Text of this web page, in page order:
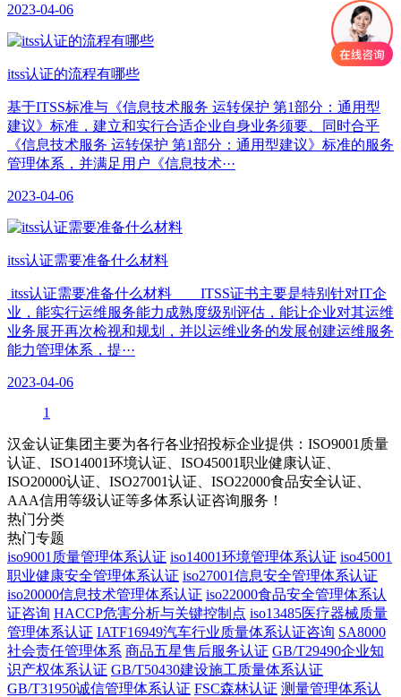
2023-04-06
itss认证的流程有哪些
基于ITSS标准与《信息技术服务 运转保护 第1部分：通用型
建议》标准，建立和实行合适企业自身业务须要、同时合乎
《信息技术服务 运转保护 第1部分：通用型建议》标准的服务
管理体系，并满足用户《信息技术···
2023-04-06
itss认证需要准备什么材料
itss认证需要准备什么材料 ITSS证书主要是特别针对IT企
业，能实行运维服务能力成熟度级别评估，能让企业对其运维
业务展开再次检视和规划，并以运维业务的发展创建运维服务
能力管理体系，提···
2023-04-06
1
汉金认证集团主要为各行各业招投标企业提供：ISO9001质量
认证、ISO14001环境认证、ISO45001职业健康认证、
ISO20000认证、ISO27001认证、ISO22000食品安全认证、
AAA信用等级认证等多体系认证咨询服务！
热门分类
热门专题
iso9001质量管理体系认证 iso14001环境管理体系认证 iso45001
职业健康安全管理体系认证 iso27001信息安全管理体系认证
iso20000信息技术管理体系认证 iso22000食品安全管理体系认
证咨询 HACCP危害分析与关键控制点 iso13485医疗器械质量
管理体系认证 IATF16949汽车行业质量体系认证咨询 SA8000
社会责任管理体系 商品五星售后服务认证 GB/T29490企业知
识产权体系认证 GB/T50430建设施工质量体系认证
GB/T31950诚信管理体系认证 FSC森林认证 测量管理体系认